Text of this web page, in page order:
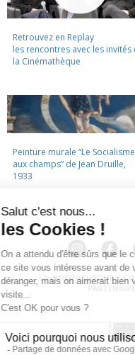
Retrouvez en Replay
les rencontres avec les invités
la Cinémathèque
Peinture murale “Le Socialisme
aux champs” de Jean Druille,
1933
LA CINÉMATHÈQUE ·